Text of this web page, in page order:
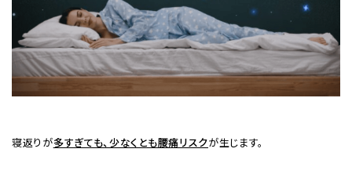
寝返りが多すぎても、少なくとも腰痛リスクが生じます。